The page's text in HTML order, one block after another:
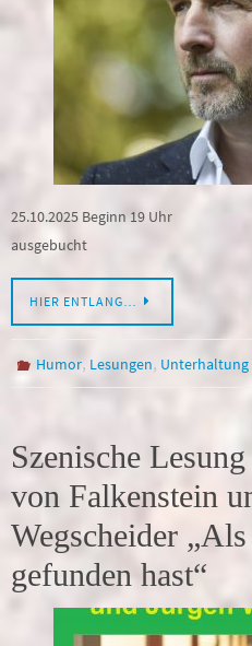
25.10.2025 Beginn 19 Uhr
ausgebucht
HIER ENTLANG…
Humor, Lesungen, Unterhaltung
Szenische
von Falkenstein
Wegscheider
gefunden hast“